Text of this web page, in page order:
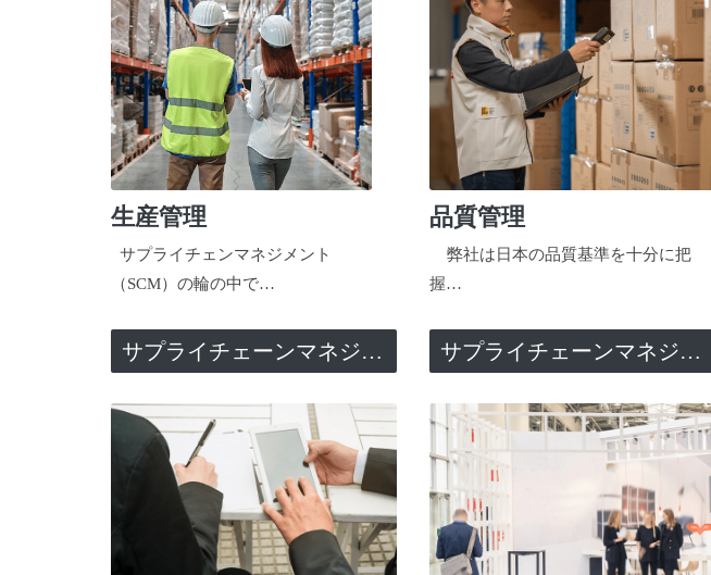
生産管理
サプライチェンマネジメント
（SCM）の輪の中で…
サプライチェーンマネジメント
品質管理
弊社は日本の品質基準を十分に把
握…
サプライチェーンマネジメント